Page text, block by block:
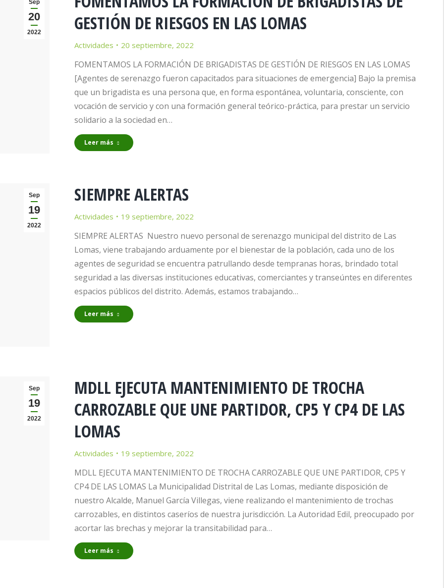
Sep
20
2022
GESTIÓN DE RIESGOS EN LAS LOMAS
Actividades 20 septiembre, 2022
FOMENTAMOS LA FORMACIÓN DE BRIGADISTAS DE GESTIÓN DE RIESGOS EN LAS LOMAS
[Agentes de serenazgo fueron capacitados para situaciones de emergencia] Bajo la premisa
que un brigadista es una persona que, en forma espontánea, voluntaria, consciente, con
vocación de servicio y con una formación general teórico-práctica, para prestar un servicio
solidario a la sociedad en…
Leer más
Sep
19
2022
SIEMPRE ALERTAS
Actividades 19 septiembre, 2022
SIEMPRE ALERTAS Nuestro nuevo personal de serenazgo municipal del distrito de Las
Lomas, viene trabajando arduamente por el bienestar de la población, cada uno de los
agentes de seguridad se encuentra patrullando desde tempranas horas, brindado total
seguridad a las diversas instituciones educativas, comerciantes y transeúntes en diferentes
espacios públicos del distrito. Además, estamos trabajando…
Leer más
Sep
19
2022
MDLL EJECUTA MANTENIMIENTO DE TROCHA
CARROZABLE QUE UNE PARTIDOR, CP5 Y CP4 DE LAS
LOMAS
Actividades 19 septiembre, 2022
MDLL EJECUTA MANTENIMIENTO DE TROCHA CARROZABLE QUE UNE PARTIDOR, CP5 Y
CP4 DE LAS LOMAS La Municipalidad Distrital de Las Lomas, mediante disposición de
nuestro Alcalde, Manuel García Villegas, viene realizando el mantenimiento de trochas
carrozables, en distintos caseríos de nuestra jurisdicción. La Autoridad Edil, preocupado por
acortar las brechas y mejorar la transitabilidad para…
Leer más